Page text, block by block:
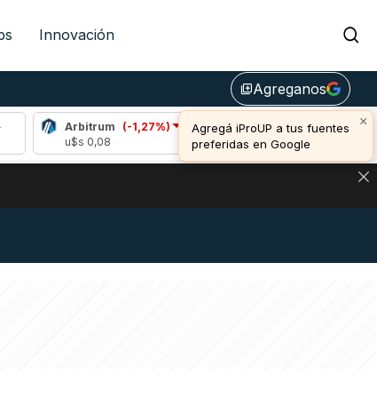
Innovación
library_addAgreganos
×
Agregá iProUP a tus fuentes
preferidas en Google
Arbitrum
(-1,27%)
Bitcoin (-0,27%)
u$s 64.807,00
EN BITCOIN, DÓLAR CRIPTO Y EXCHANGES